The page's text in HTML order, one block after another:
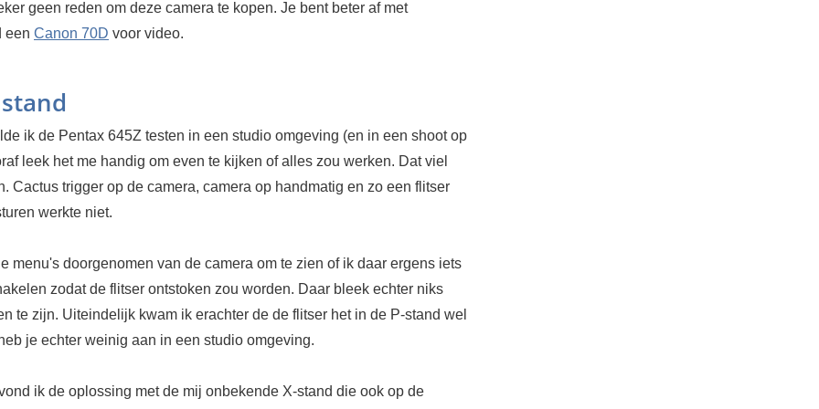
geen reden om deze camera te kopen. Je bent beter af met
een Canon 70D voor video.
ik de Pentax 645Z testen in een studio omgeving (en in een shoot op
leek het me handig om even te kijken of alles zou werken. Dat viel
Cactus trigger op de camera, camera op handmatig en zo een flitser
werkte niet.
menu's doorgenomen van de camera om te zien of ik daar ergens iets
zodat de flitser ontstoken zou worden. Daar bleek echter niks
te zijn. Uiteindelijk kwam ik erachter de de flitser het in de P-stand wel
je echter weinig aan in een studio omgeving.
ik de oplossing met de mij onbekende X-stand die ook op de